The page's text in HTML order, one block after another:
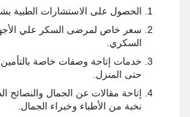
الحصول على الاستشارات الطبية
سعر خاص لمرضى السكر علي
السكري.
خدمات إتاحة وصفات خاصة بالتأمين
حتى المنزل.
إتاحة مقالات عن الجمال والنصائح
نخبة من الأطباء وخبراء الجمال.